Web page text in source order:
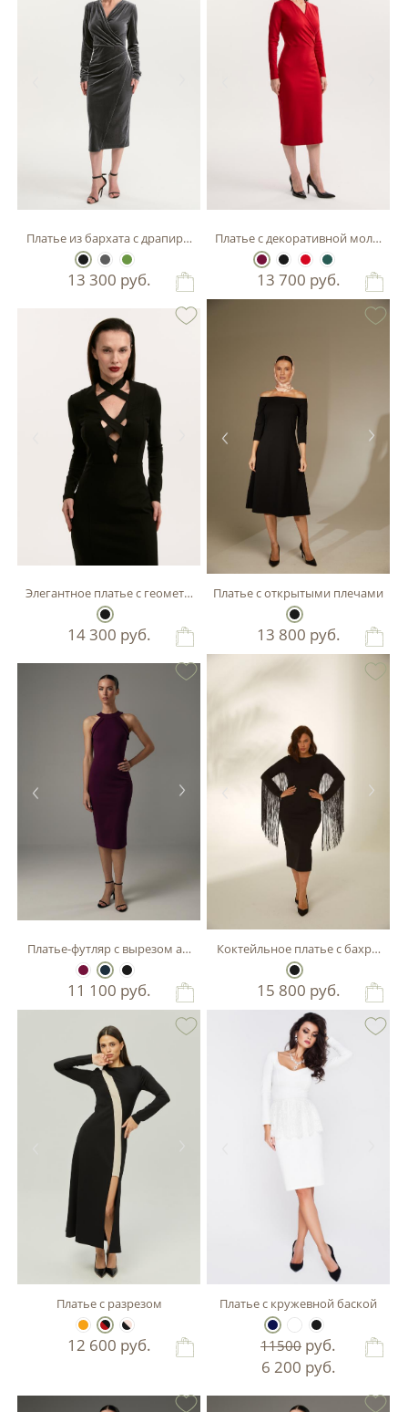
Платье из бархата с драпировкой
13 300 руб.
Платье с декоративной молнией
13 700 руб.
Элегантное платье с геометрическим вырезом
14 300 руб.
Платье с открытыми плечами
13 800 руб.
Платье-футляр с вырезом английская пройма
11 100 руб.
Коктейльное платье с бахромой
15 800 руб.
Платье с разрезом
12 600 руб.
Платье с кружевной баской
11500 руб.
6 200 руб.